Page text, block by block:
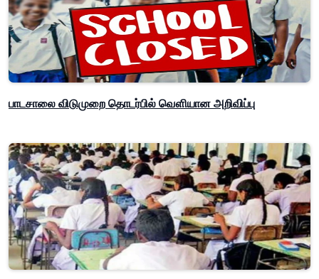
பாடசாலை விடுமுறை தொடர்பில் வௌியான அறிவிப்பு